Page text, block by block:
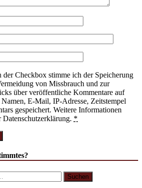
der Checkbox stimme ich der Speicherung
von Missbrauch und zur
über veröffentliche Kommentare auf
E-Mail, IP-Adresse, Zeitstempel
gespeichert. Weitere Informationen
*